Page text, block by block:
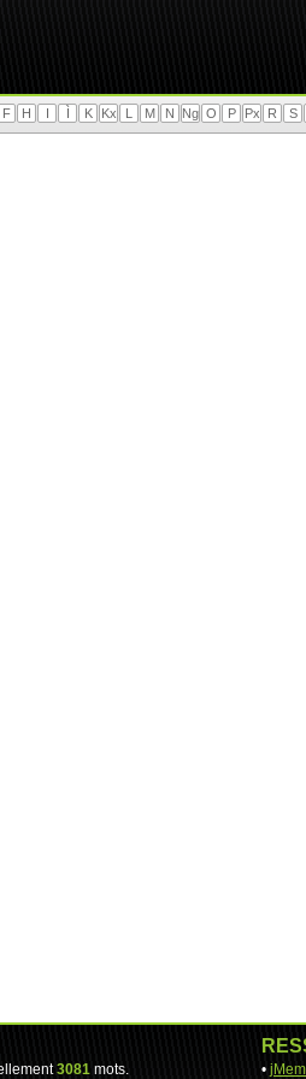
F H I Ì K Kx L M N Ng O P Px R S
3081 mots. •